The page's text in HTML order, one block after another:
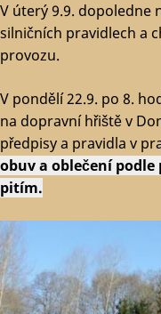
V úterý 9.9. dopoledne
silničních pravidlech a
provozu.
V pondělí 22.9. po 8.
na dopravní hřiště v
předpisy a pravidla v
obuv a oblečení podle
pitím.